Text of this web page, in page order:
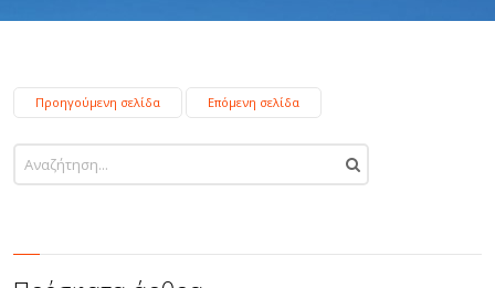
Προηγούμενη σελίδα Επόμενη σελίδα